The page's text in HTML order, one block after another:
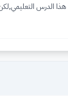
الدرس